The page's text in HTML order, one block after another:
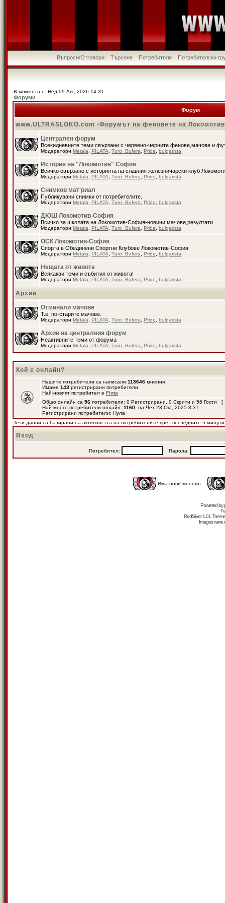
Въпроси/Отговори Търсене Потребители Потребителски
В момента е: Нед 09 Авг, 2026 14:31
Форуми
Форум
www.ULTRASLOKO.com -Форумът на феновете на
Централен форум
Всекидневните теми свързани с червено-черните фенове,мачове и
Модератори Metala PILATA Turo_Bufera Pride bulgarista
История на "Локомотив" София
Всичко свързано с историята на славния железничарски клуб
Модератори Metala PILATA Turo_Bufera Pride bulgarista
Снимков мат'риал
Публикувани снимки от потребителите.
Модератори Metala PILATA Turo_Bufera Pride bulgarista
ДЮШ Локомотив-София
Всичко за школата на Локомотив-София-новини,мачове,резултати
Модератори Metala PILATA Turo_Bufera Pride bulgarista
ОСК Локомотив-София
Спорта в Обединени Спортни Клубове Локомотив-София
Модератори Metala PILATA Turo_Bufera Pride bulgarista
Нещата от живота
Всякакви теми и събития от живота!
Модератори Metala PILATA Turo_Bufera Pride bulgarista
Архив
Отминали мачове
Т.е. по-старите мачове.
Модератори Metala PILATA Turo_Bufera Pride bulgarista
Архив на централния форум
Неактивните теми от форума
Модератори Metala PILATA Turo_Bufera Pride bulgarista
Кой е онлайн?
Нашите потребители са написали 113646 мнения
Имаме 143 регистрирани потребители
Най-новият потребител е Finta
Общо онлайн са 56 потребители: 0 Регистрирани, 0 Скрити и 56 Гости [
Най-много потребители онлайн: 1160 , на Чет 23 Окт, 2025 3:37
Регистрирани потребители: Нула
Тези данни са базирани на активността на потребителите през последните 5 минути
Вход
Потребител: Парола:
Има нови мнения
Powered by
RedSilver 1.01
Images were